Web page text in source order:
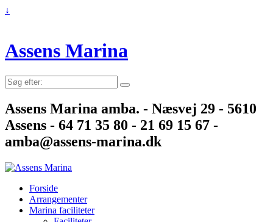
↓
Assens Marina
Søg
efter:
Assens Marina amba. - Næsvej 29 - 5610
Assens - 64 71 35 80 - 21 69 15 67 -
amba@assens-marina.dk
Forside
Arrangementer
Marina faciliteter